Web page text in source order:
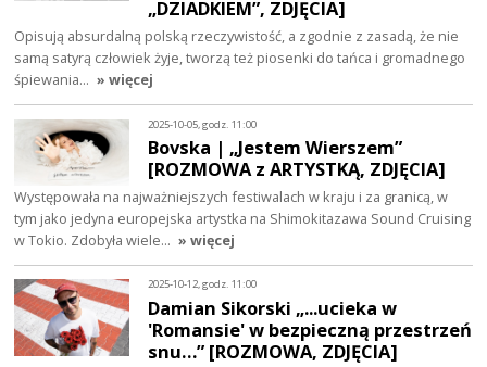
„DZIADKIEM”, ZDJĘCIA]
Opisują absurdalną polską rzeczywistość, a zgodnie z zasadą, że nie
samą satyrą człowiek żyje, tworzą też piosenki do tańca i gromadnego
śpiewania… » więcej
2025-10-05, godz. 11:00
Bovska | „Jestem Wierszem”
[ROZMOWA z ARTYSTKĄ, ZDJĘCIA]
Występowała na najważniejszych festiwalach w kraju i za granicą, w
tym jako jedyna europejska artystka na Shimokitazawa Sound Cruising
w Tokio. Zdobyła wiele… » więcej
2025-10-12, godz. 11:00
Damian Sikorski „...ucieka w
'Romansie' w bezpieczną przestrzeń
snu…” [ROZMOWA, ZDJĘCIA]